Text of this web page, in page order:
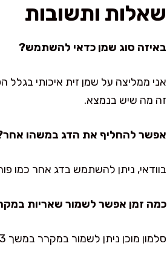
שאלות ותשובות
באיזה סוג שמן כדאי להשתמש?
אני ממליצה על שמן זית איכותי
זה מה שיש בנמצא.
אפשר להחליף את הדג במשהו
בוודאי, ניתן להשתמש בדג אחר כמו
כמה זמן אפשר לשמור שאריות
סלמון מוכן ניתן לשמור במקרר במשך 2-3 ימים בקופסה אטומה.